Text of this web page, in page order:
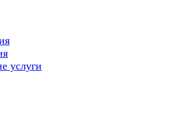
услуги